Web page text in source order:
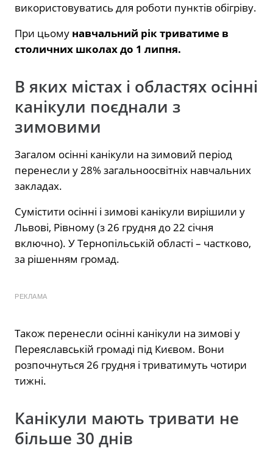
використовуватись для роботи пунктів обігріву.
При цьому навчальний рік триватиме в
столичних школах до 1 липня.
В яких містах і областях осінні
канікули поєднали з
зимовими
Загалом осінні канікули на зимовий період
перенесли у 28% загальноосвітніх навчальних
закладах.
Сумістити осінні і зимові канікули вирішили у
Львові, Рівному (з 26 грудня до 22 січня
включно). У Тернопільській області – частково,
за рішенням громад.
РЕКЛАМА
Також перенесли осінні канікули на зимові у
Переяславській громаді під Києвом. Вони
розпочнуться 26 грудня і триватимуть чотири
тижні.
Канікули мають тривати не
більше 30 днів